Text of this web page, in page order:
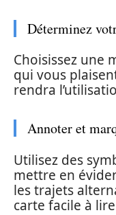
Déterminez
Choisissez une
qui vous
rendra
Annoter et
Utilisez des
mettre en
les trajets
carte facile à